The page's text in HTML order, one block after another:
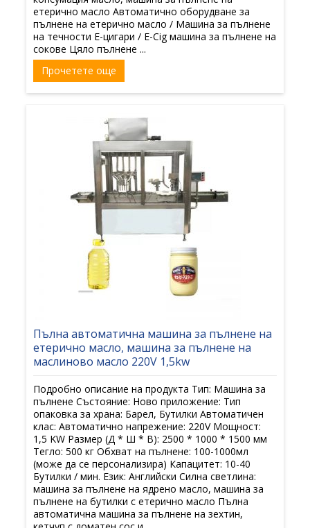
етерично масло Автоматично оборудване за
пълнене на етерично масло / Машина за пълнене
на течности E-цигари / E-Cig машина за пълнене на
сокове Цяло пълнене ...
Прочетете още
Пълна автоматична машина за пълнене на
етерично масло, машина за пълнене на
маслиново масло 220V 1,5kw
Подробно описание на продукта Тип: Машина за
пълнене Състояние: Ново приложение: Тип
опаковка за храна: Барел, Бутилки Автоматичен
клас: Автоматично напрежение: 220V Мощност:
1,5 KW Размер (Д * Ш * В): 2500 * 1000 * 1500 мм
Тегло: 500 кг Обхват на пълнене: 100-1000мл
(може да се персонализира) Капацитет: 10-40
Бутилки / мин. Език: Английски Силна светлина:
машина за пълнене на ядрено масло, машина за
пълнене на бутилки с етерично масло Пълна
автоматична машина за пълнене на зехтин,